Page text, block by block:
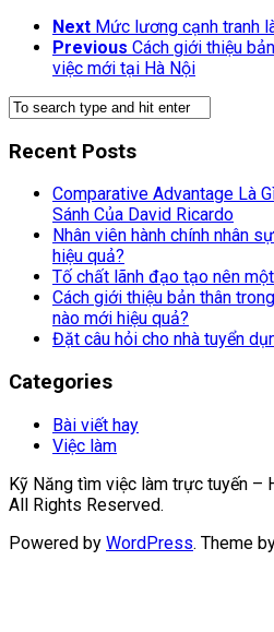
Next Mức lương cạnh tranh
Previous Cách giới thiệu
việc mới tại Hà Nội
Recent Posts
Comparative Advantage Là
Sánh Của David Ricardo
Nhân viên hành chính nhân
hiệu quả?
Tố chất lãnh đạo tạo nên
Cách giới thiệu bản thân
nào mới hiệu quả?
Đặt câu hỏi cho nhà tuyển
Categories
Bài viết hay
Việc làm
Kỹ Năng tìm việc làm trực tuyến –
All Rights Reserved.
Powered by WordPress. Theme